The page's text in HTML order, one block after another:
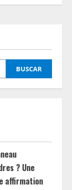
BUSCAR
? Une
affirmation